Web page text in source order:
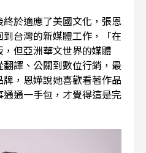
於適應了美國文化，張恩
台灣的新媒體工作，「在
但亞洲華文世界的媒體
譯、公關到數位行銷，最
，恩嬅說她喜歡看著作品
通通一手包，才覺得這是完